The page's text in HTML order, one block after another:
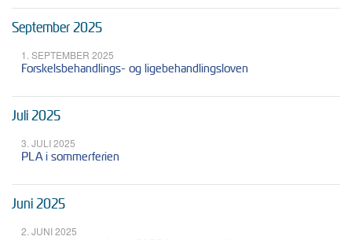
September 2025
1. SEPTEMBER 2025
Forskelsbehandlings- og ligebehandlingsloven
Juli 2025
3. JULI 2025
PLA i sommerferien
Juni 2025
2. JUNI 2025